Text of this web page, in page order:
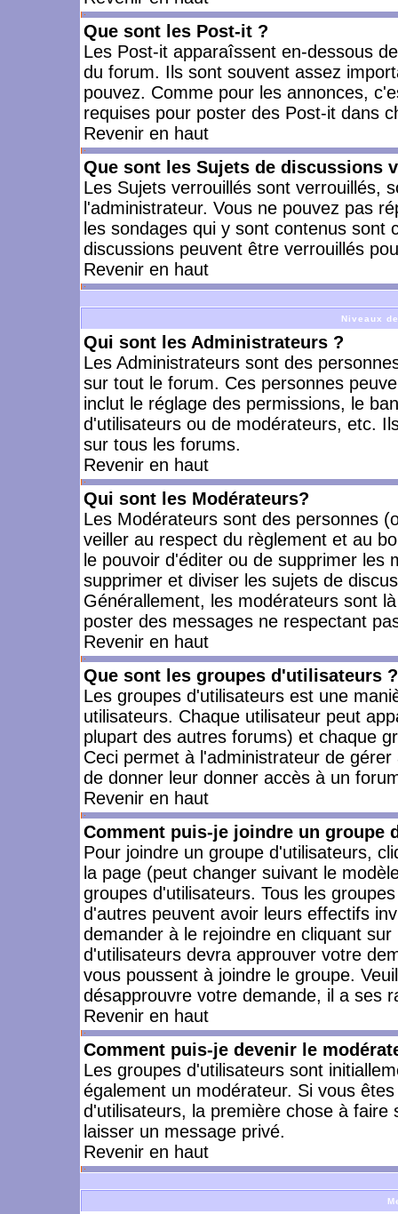
Que sont les Post-it ?
Les Post-it apparaîssent en-dessous
du forum. Ils sont souvent assez
pouvez. Comme pour les annonces,
requises pour poster des Post-it dans
Revenir en haut
Que sont les Sujets de discussions
Les Sujets verrouillés sont verrouillés,
l'administrateur. Vous ne pouvez pas
les sondages qui y sont contenus
discussions peuvent être verrouillés
Revenir en haut
Niveaux
Qui sont les Administrateurs ?
Les Administrateurs sont des
sur tout le forum. Ces personnes
inclut le réglage des permissions, le
d'utilisateurs ou de modérateurs, etc.
sur tous les forums.
Revenir en haut
Qui sont les Modérateurs?
Les Modérateurs sont des personnes
veiller au respect du règlement et au
le pouvoir d'éditer ou de supprimer les
supprimer et diviser les sujets de
Générallement, les modérateurs sont
poster des messages ne respectant
Revenir en haut
Que sont les groupes d'utilisateurs ?
Les groupes d'utilisateurs est une
utilisateurs. Chaque utilisateur peut
plupart des autres forums) et chaque
Ceci permet à l'administrateur de
de donner leur donner accès à un
Revenir en haut
Comment puis-je joindre un groupe
Pour joindre un groupe d'utilisateurs,
la page (peut changer suivant le
groupes d'utilisateurs. Tous les
d'autres peuvent avoir leurs effectifs
demander à le rejoindre en cliquant
d'utilisateurs devra approuver votre
vous poussent à joindre le groupe.
désapprouvre votre demande, il a ses
Revenir en haut
Comment puis-je devenir le
Les groupes d'utilisateurs sont
également un modérateur. Si vous
d'utilisateurs, la première chose à
laisser un message privé.
Revenir en haut